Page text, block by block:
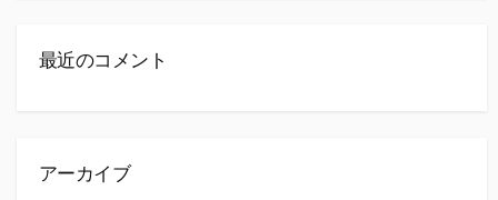
最近のコメント
アーカイブ